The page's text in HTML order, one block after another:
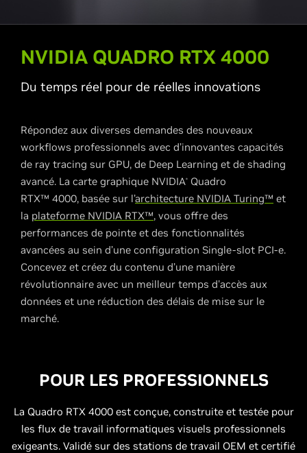
NVIDIA QUADRO RTX 4000
Du temps réel pour de réelles innovations
Répondez aux diverses demandes des nouveaux
workflows professionnels avec d’innovantes capacités
de ray tracing sur GPU, de Deep Learning et de shading
avancé. La carte graphique NVIDIA®
Quadro
RTX™ 4000, basée sur l’architecture NVIDIA Turing™ et
la plateforme NVIDIA RTX™, vous offre des
performances de pointe et des fonctionnalités
avancées au sein d’une configuration Single-slot PCI-e.
Concevez et créez du contenu d’une manière
révolutionnaire avec un meilleur temps d'accès aux
données et une réduction des délais de mise sur le
marché.
POUR LES PROFESSIONNELS
La Quadro RTX 4000 est conçue, construite et testée pour
les flux de travail informatiques visuels professionnels
exigeants. Validé sur des stations de travail OEM et certifié